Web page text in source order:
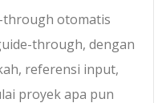
through otomatis
through, dengan
referensi input,
proyek apa pun